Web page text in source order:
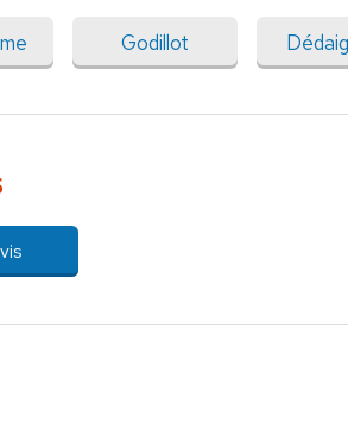
Godillot